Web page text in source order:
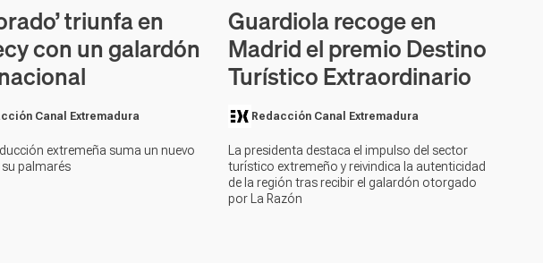
triunfa en
con un galardón
Canal Extremadura
extremeña suma un nuevo
palmarés
Guardiola recoge en
Madrid el premio Destino
Turístico Extraordinario
Redacción Canal Extremadura
La presidenta destaca el impulso del sector
turístico extremeño y reivindica la autenticidad
de la región tras recibir el galardón otorgado
por La Razón